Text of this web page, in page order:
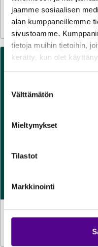
jaamme sosiaalisen
alan kumppaneillemme
sivustoamme.
tietoja muihin tietoihin,
kerätty, kun olet
valinta
Välttämätön
Mieltymykset
Tilastot
Markkinointi
Luonnos hallituksen
eräiksi siihen liittyviksi